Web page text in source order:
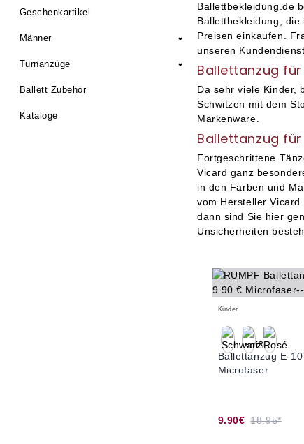
Geschenkartikel
Männer
Turnanzüge
Ballett Zubehör
Kataloge
Ballettbekleidung.de
Ballettbekleidung,
Preisen einkaufen.
unseren
Ballettanzug für
Da sehr viele Kinder,
Schwitzen mit dem
Markenware.
Ballettanzug
Fortgeschrittene
Vicard ganz
in den Farben und
vom Hersteller
dann sind Sie hier
Unsicherheiten
Kinder
Ballettanzug E-
Microfaser
9.90€ 18.95*